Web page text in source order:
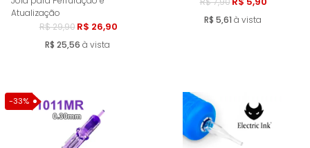
Atualização
R$ 29,90 R$ 26,90
R$ 25,56 à vista
R$ 5,61 à vista
-33%